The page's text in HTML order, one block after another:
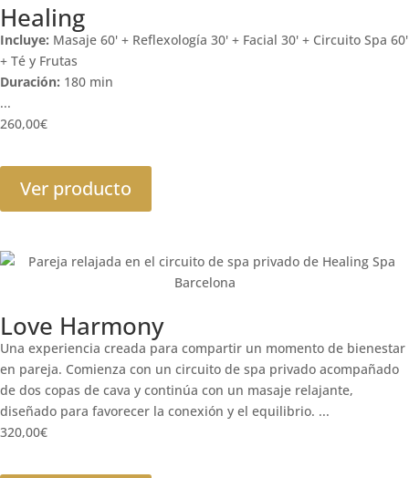
Healing
Incluye: Masaje 60' + Reflexología 30' + Facial 30' + Circuito Spa 60'
+ Té y Frutas
Duración: 180 min
...
260,00€
Ver producto
Love Harmony
Una experiencia creada para compartir un momento de bienestar
en pareja. Comienza con un circuito de spa privado acompañado
de dos copas de cava y continúa con un masaje relajante,
diseñado para favorecer la conexión y el equilibrio. ...
320,00€